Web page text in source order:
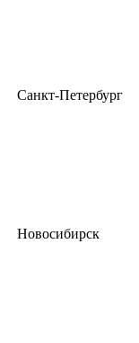
Санкт-Петербург
Новосибирск